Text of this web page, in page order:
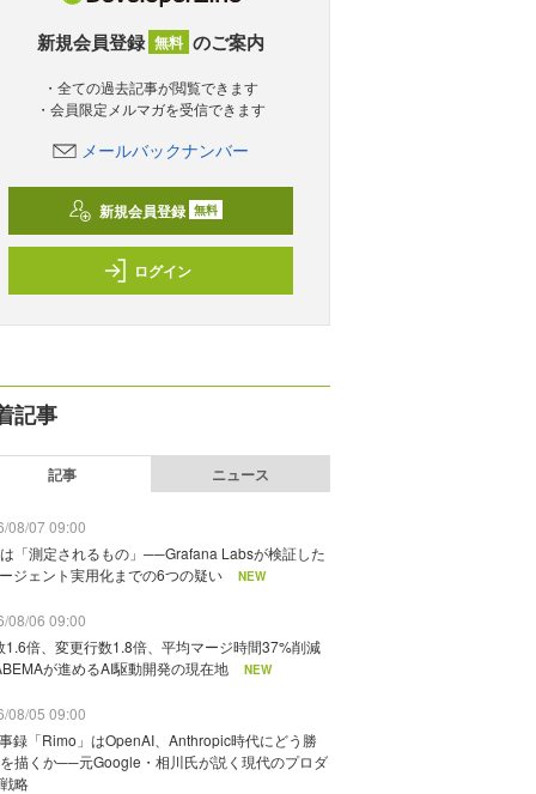
新規会員登録 無料 のご案内
・全ての過去記事が閲覧できます
・会員限定メルマガを受信できます
メールバックナンバー
新規会員登録 無料
ログイン
記事
記事 ニュース
08/07 09:00
「測定されるもの」──Grafana Labsが検証した
ジェント実用化までの6つの疑い
NEW
08/06 09:00
1.6倍、変更行数1.8倍、平均マージ時間37%削減
が進めるAI駆動開発の現在地
NEW
08/05 09:00
録「Rimo」はOpenAI、Anthropic時代にどう勝
描くか──元Google・相川氏が説く現代のプロダ
略